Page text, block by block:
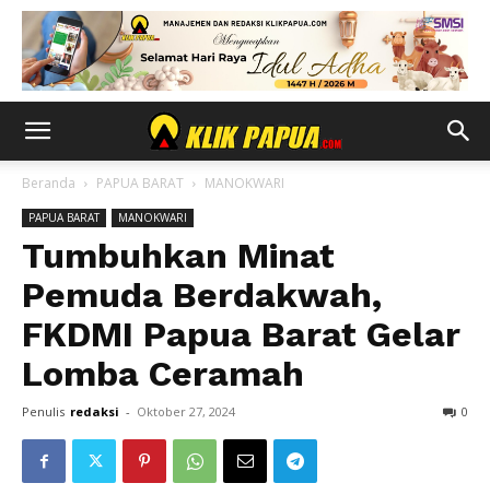
Beranda PAPUA BARAT MANOKWARI
PAPUA BARAT MANOKWARI
Tumbuhkan Minat
Pemuda Berdakwah,
FKDMI Papua Barat Gelar
Lomba Ceramah
Penulis redaksi - Oktober 27, 2024 0